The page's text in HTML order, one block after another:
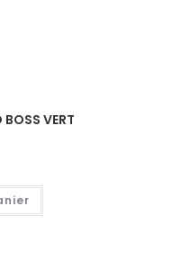
BOSS VERT